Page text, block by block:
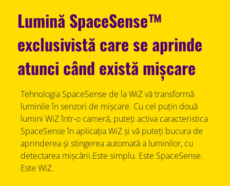
Lumină SpaceSense™
exclusivistă care se aprinde
atunci când există mișcare
Tehnologia SpaceSense de la WiZ vă transformă
luminile în senzori de mișcare. Cu cel puțin două
lumini WiZ într-o cameră, puteți activa caracteristica
SpaceSense în aplicația WiZ și vă puteți bucura de
aprinderea și stingerea automată a luminilor, cu
detectarea mișcării.Este simplu. Este SpaceSense.
Este WiZ.